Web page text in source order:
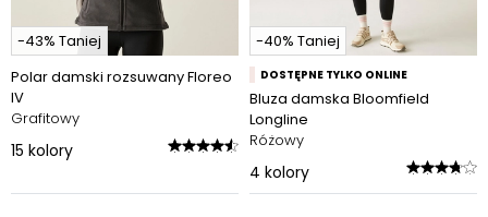
-43% Taniej
Polar damski rozsuwany Floreo
IV
Grafitowy
15 kolory
-40% Taniej
DOSTĘPNE TYLKO ONLINE
Bluza damska Bloomfield
Longline
Różowy
4 kolory